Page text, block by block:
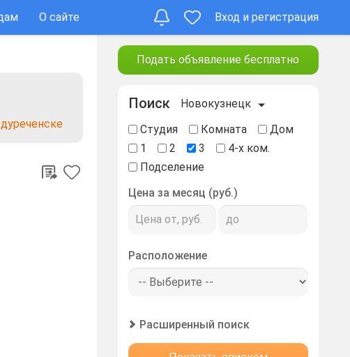
О сайте Вход и регистрация
Подать объявление бесплатно
Поиск
Новокузнецк
Студия
Комната
Дом
1
2 3
4-х ком.
Подселение
Цена за месяц (руб.)
Расположение
Расширенный поиск